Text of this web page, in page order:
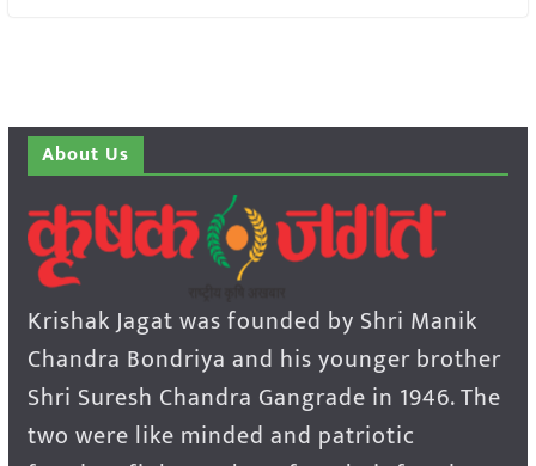
About Us
Krishak Jagat was founded by Shri Manik
Chandra Bondriya and his younger brother
Shri Suresh Chandra Gangrade in 1946. The
two were like minded and patriotic